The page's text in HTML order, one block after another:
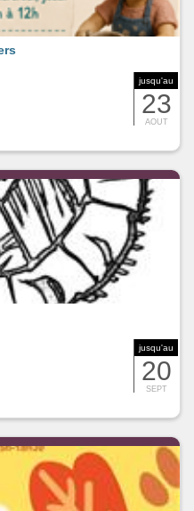
jusqu'au
23
AOUT
jusqu'au
20
SEPT